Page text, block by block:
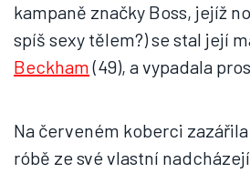
kampaně značky Boss, jejíž
spíš sexy tělem?) se stal její
Beckham(49), a vypadala
Na červeném koberci
róbě ze své vlastní